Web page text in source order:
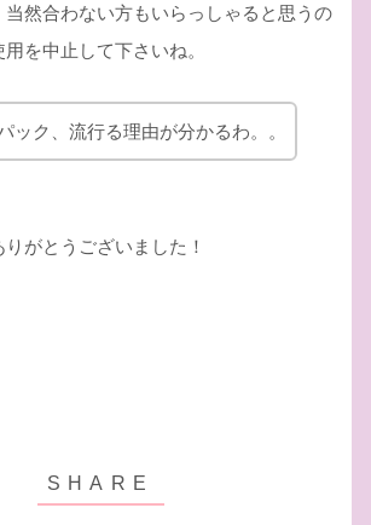
当然合わない方もいらっしゃると思うの
を中止して下さいね。
ック、流行る理由が分かるわ。。
がとうございました！